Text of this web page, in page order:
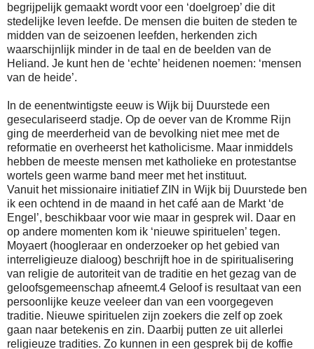
begrijpelijk gemaakt wordt voor een ‘doelgroep’ die dit
stedelijke leven leefde. De mensen die buiten de steden te
midden van de seizoenen leefden, herkenden zich
waarschijnlijk minder in de taal en de beelden van de
Heliand. Je kunt hen de ‘echte’ heidenen noemen: ‘mensen
van de heide’.
In de eenentwintigste eeuw is Wijk bij Duurstede een
geseculariseerd stadje. Op de oever van de Kromme Rijn
ging de meerderheid van de bevolking niet mee met de
reformatie en overheerst het katholicisme. Maar inmiddels
hebben de meeste mensen met katholieke en protestantse
wortels geen warme band meer met het instituut.
Vanuit het missionaire initiatief ZIN in Wijk bij Duurstede ben
ik een ochtend in de maand in het café aan de Markt ‘de
Engel’, beschikbaar voor wie maar in gesprek wil. Daar en
op andere momenten kom ik ‘nieuwe spirituelen’ tegen.
Moyaert (hoogleraar en onderzoeker op het gebied van
interreligieuze dialoog) beschrijft hoe in de spiritualisering
van religie de autoriteit van de traditie en het gezag van de
geloofsgemeenschap afneemt.4 Geloof is resultaat van een
persoonlijke keuze veeleer dan van een voorgegeven
traditie. Nieuwe spirituelen zijn zoekers die zelf op zoek
gaan naar betekenis en zin. Daarbij putten ze uit allerlei
religieuze tradities. Zo kunnen in een gesprek bij de koffie